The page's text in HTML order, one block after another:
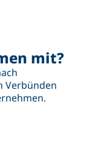
mit?
Verbünden